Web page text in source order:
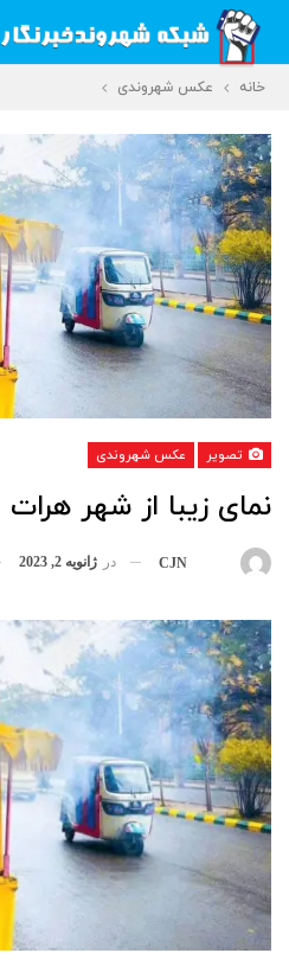
خانه عکس شهروندی
تصویر عکس شهروندی
نمای زیبا از شهر
CJN در ژانویه 2, 2023